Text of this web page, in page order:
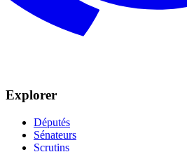
Explorer
Députés
Sénateurs
Scrutins